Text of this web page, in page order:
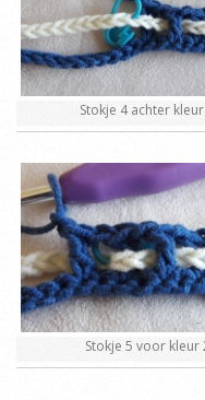
Stokje 4 achter
Stokje 5 voor kleur